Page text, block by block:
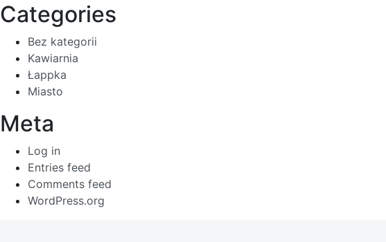
Categories
Bez kategorii
Kawiarnia
Łappka
Miasto
Meta
Log in
Entries feed
Comments feed
WordPress.org